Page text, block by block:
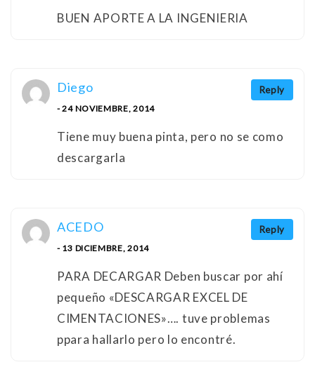
BUEN APORTE A LA INGENIERIA
Reply
Diego
- 24 NOVIEMBRE, 2014
Tiene muy buena pinta, pero no se como
descargarla
Reply
ACEDO
- 13 DICIEMBRE, 2014
PARA DECARGAR Deben buscar por ahí
pequeño «DESCARGAR EXCEL DE
CIMENTACIONES»…. tuve problemas
ppara hallarlo pero lo encontré.